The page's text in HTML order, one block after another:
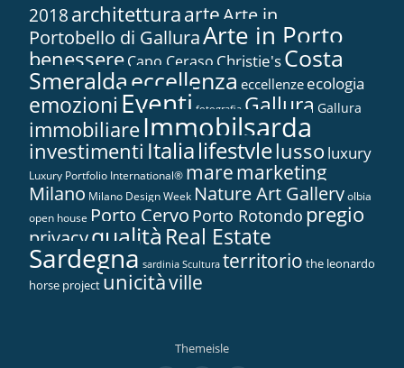
2018architetturaarteArte in...
Portobello di GalluraArte in Porto
benessereCapo Ceraso Christie'sCosta
Smeraldaeccellenza eccellenze ecologia
emozioni Eventi fotografia Gallura Gallura
immobiliareImmobilsarda
investimenti Italialifestylelusso luxury
Luxury Portfolio International® maremarketing
Milano Milano Design Week Nature Art Galleryolbia
open house Porto Cervo Porto Rotondo pregio
privacyqualità Real Estate
Sardegna sardinia Scultura territorio the leonardo
horse project unicitàville
Themeisle